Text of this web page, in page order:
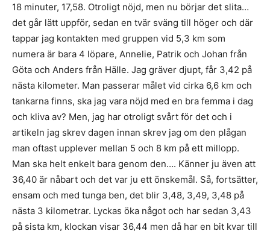
18 minuter, 17,58. Otroligt nöjd, men nu börjar det slita…
det går lätt uppför, sedan en tvär sväng till höger och där
tappar jag kontakten med gruppen vid 5,3 km som
numera är bara 4 löpare, Annelie, Patrik och Johan från
Göta och Anders från Hälle. Jag gräver djupt, får 3,42 på
nästa kilometer. Man passerar målet vid cirka 6,6 km och
tankarna finns, ska jag vara nöjd med en bra femma i dag
och kliva av? Men, jag har otroligt svårt för det och i
artikeln jag skrev dagen innan skrev jag om den plågan
man oftast upplever mellan 5 och 8 km på ett millopp.
Man ska helt enkelt bara genom den…. Känner ju även att
36,40 är nåbart och det var ju ett önskemål. Så, fortsätter,
ensam och med tunga ben, det blir 3,48, 3,49, 3,48 på
nästa 3 kilometrar. Lyckas öka något och har sedan 3,43
på sista km, klockan visar 36,44 men då har en bit kvar till